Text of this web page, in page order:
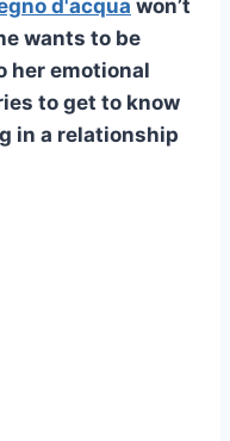
d'acqua won’t
wants to be
her emotional
to get to know
in a relationship